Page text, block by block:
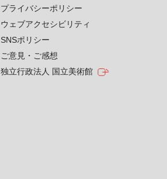
プライバシーポリシー
ウェブアクセシビリティ
SNSポリシー
ご意見・ご感想
独立行政法人 国立美術館